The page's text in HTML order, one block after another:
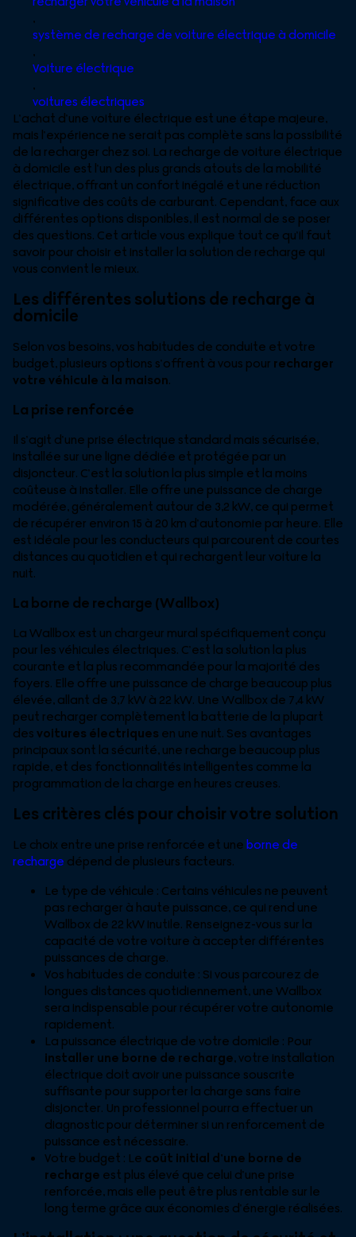
,
système de recharge de voiture électrique à domicile
,
Voiture électrique
,
voitures électriques
L’achat d’une voiture électrique est une étape majeure,
mais l’expérience ne serait pas complète sans la possibilité
de la recharger chez soi. La recharge de voiture électrique
à domicile est l’un des plus grands atouts de la mobilité
électrique, offrant un confort inégalé et une réduction
significative des coûts de carburant. Cependant, face aux
différentes options disponibles, il est normal de se poser
des questions. Cet article vous explique tout ce qu’il faut
savoir pour choisir et installer la solution de recharge qui
vous convient le mieux.
Les différentes solutions de recharge à
domicile
Selon vos besoins, vos habitudes de conduite et votre
budget, plusieurs options s’offrent à vous pour recharger
votre véhicule à la maison.
La prise renforcée
Il s’agit d’une prise électrique standard mais sécurisée,
installée sur une ligne dédiée et protégée par un
disjoncteur. C’est la solution la plus simple et la moins
coûteuse à installer. Elle offre une puissance de charge
modérée, généralement autour de 3,2 kW, ce qui permet
de récupérer environ 15 à 20 km d’autonomie par heure. Elle
est idéale pour les conducteurs qui parcourent de courtes
distances au quotidien et qui rechargent leur voiture la
nuit.
La borne de recharge (Wallbox)
La Wallbox est un chargeur mural spécifiquement conçu
pour les véhicules électriques. C’est la solution la plus
courante et la plus recommandée pour la majorité des
foyers. Elle offre une puissance de charge beaucoup plus
élevée, allant de 3,7 kW à 22 kW. Une Wallbox de 7,4 kW
peut recharger complètement la batterie de la plupart
desvoitures électriques en une nuit. Ses avantages
principaux sont la sécurité, une recharge beaucoup plus
rapide, et des fonctionnalités intelligentes comme la
programmation de la charge en heures creuses.
Les critères clés pour choisir votre solution
Le choix entre une prise renforcée et uneborne de
recharge dépend de plusieurs facteurs.
Le type de véhicule : Certains véhicules ne peuvent
pas recharger à haute puissance, ce qui rend une
Wallbox de 22 kW inutile. Renseignez-vous sur la
capacité de votre voiture à accepter différentes
puissances de charge.
Vos habitudes de conduite : Si vous parcourez de
longues distances quotidiennement, une Wallbox
sera indispensable pour récupérer votre autonomie
rapidement.
La puissance électrique de votre domicile : Pour
installer une borne de recharge, votre installation
électrique doit avoir une puissance souscrite
suffisante pour supporter la charge sans faire
disjoncter. Un professionnel pourra effectuer un
diagnostic pour déterminer si un renforcement de
puissance est nécessaire.
Votre budget : Le coût initial d’une borne de
recharge est plus élevé que celui d’une prise
renforcée, mais elle peut être plus rentable sur le
long terme grâce aux économies d’énergie réalisées.